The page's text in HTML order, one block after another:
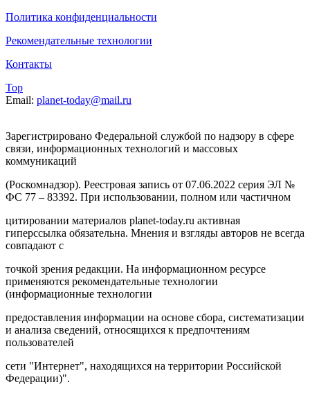
Политика конфиденциальности
Рекомендательные технологии
Контакты
Top
Email: planet-today@mail.ru
Зарегистрировано Федеральной службой по надзору в сфере
связи, информационных технологий и массовых
коммуникаций
(Роскомнадзор). Реестровая запись от 07.06.2022 серия ЭЛ №
ФС 77 – 83392. При использовании, полном или частичном
цитировании материалов planet-today.ru активная
гиперссылка обязательна. Мнения и взгляды авторов не всегда
совпадают с
точкой зрения редакции. На информационном ресурсе
применяются рекомендательные технологии
(информационные технологии
предоставления информации на основе сбора, систематизации
и анализа сведений, относящихся к предпочтениям
пользователей
сети "Интернет", находящихся на территории Российской
Федерации)".